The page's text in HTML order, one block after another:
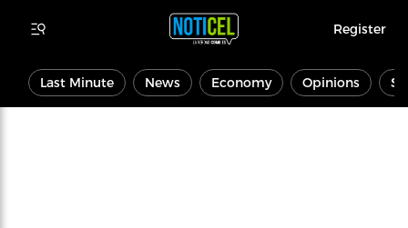
Register
Last Minute News Economy Opinions